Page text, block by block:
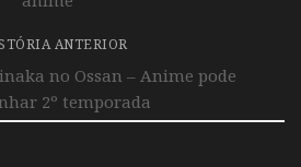
ANTERIOR
no Ossan – Anime pode
2º temporada